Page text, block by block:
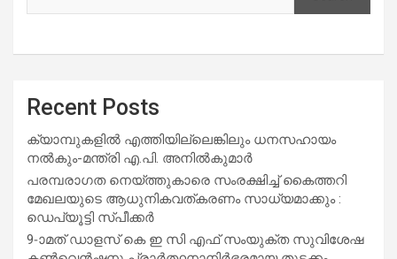
Recent Posts
ക്യാമ്പുകളിൽ എത്തിയില്ലെങ്കിലും ധനസഹായം
നൽകും-മന്ത്രി എ.പി. അനിൽകുമാർ
പരമ്പരാഗത നെയ്ത്തുകാരെ സംരക്ഷിച്ച് കൈത്തറി
മേഖലയുടെ ആധുനികവത്കരണം സാധ്യമാക്കും :
ഡെപ്യൂട്ടി സ്പീക്കർ
9-ാമത് ഡാളസ് കെ ഇ സി എഫ് സംയുക്ത സുവിശേഷ